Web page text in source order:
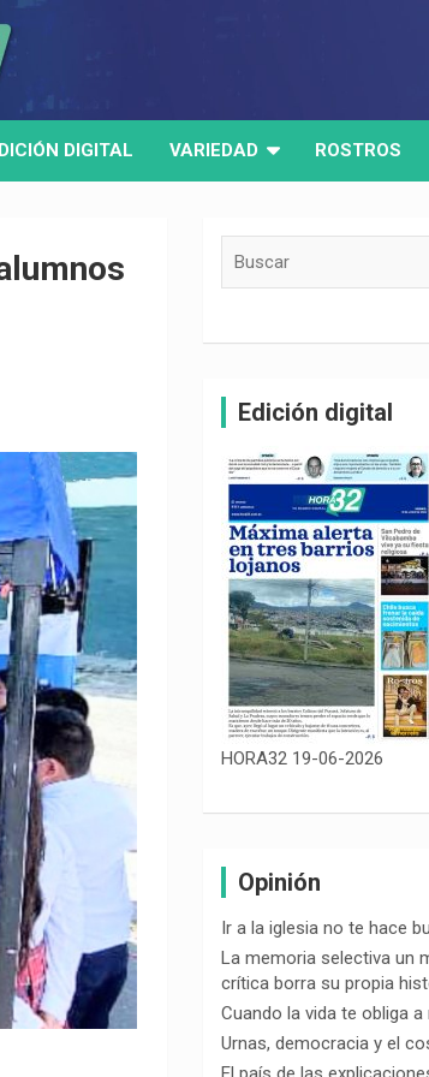
DIGITAL VARIEDAD ROSTROS
Edición digital
HORA32 19-06-2026
Opinión
Ir a la iglesia no te hace
La memoria selectiva un
crítica borra su propia
Cuando la vida te obliga
Urnas, democracia y el